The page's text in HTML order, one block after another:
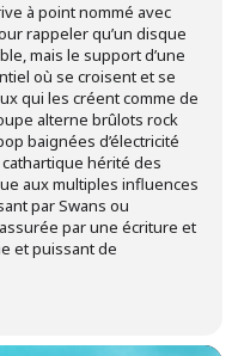
à point nommé avec
rappeler qu’un disque
mais le support d’une
où se croisent et se
qui les créent comme de
alterne brûlots rock
baignées d’électricité
hérité des
aux multiples influences
par Swans ou
par une écriture et
et puissant de